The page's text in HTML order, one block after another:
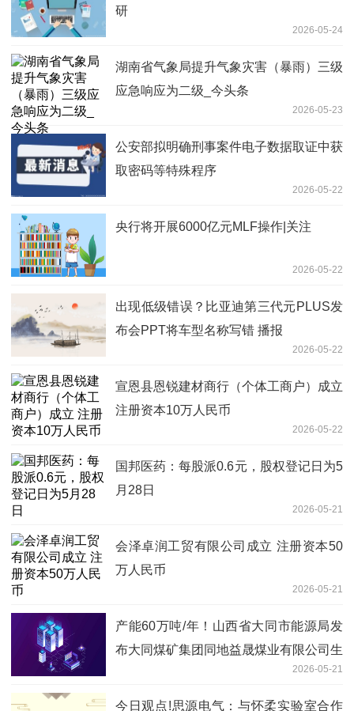
研
2026-05-24
湖南省气象局提升气象灾害（暴雨）三级
应急响应为二级_今头条
2026-05-23
公安部拟明确刑事案件电子数据取证中获
取密码等特殊程序
2026-05-22
央行将开展6000亿元MLF操作|关注
2026-05-22
出现低级错误？比亚迪第三代元PLUS发
布会PPT将车型名称写错 播报
2026-05-22
宣恩县恩锐建材商行（个体工商户）成立
注册资本10万人民币
2026-05-22
国邦医药：每股派0.6元，股权登记日为5
月28日
2026-05-21
会泽卓润工贸有限公司成立 注册资本50
万人民币
2026-05-21
产能60万吨/年！山西省大同市能源局发
布大同煤矿集团同地益晟煤业有限公司生
2026-05-21
今日观点!思源电气：与怀柔实验室合作